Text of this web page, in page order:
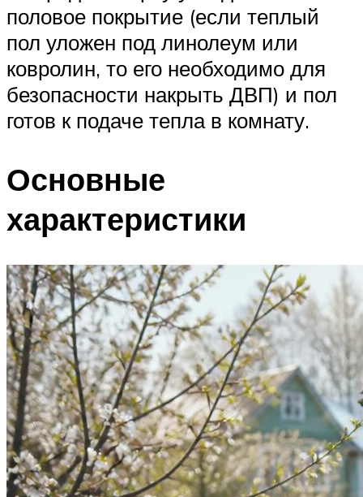
половое покрытие (если теплый
пол уложен под линолеум или
ковролин, то его необходимо для
безопасности накрыть ДВП) и пол
готов к подаче тепла в комнату.
Основные
характеристики